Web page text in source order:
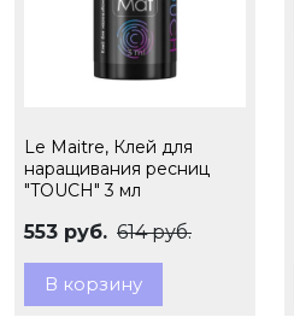
Le Maitre, Клей для
наращивания ресниц
"TOUCH" 3 мл
553 руб. 614 руб.
В корзину